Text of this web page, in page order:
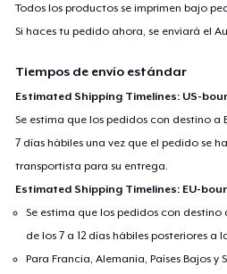
Todos los productos se imprimen bajo
Si haces tu pedido ahora, se enviará el
Tiempos de envío estándar
Estimated Shipping Timelines: US-
Se estima que los pedidos con destino a
7 días hábiles una vez que el pedido se
transportista para su entrega.
Estimated Shipping Timelines: EU-
Se estima que los pedidos con
de los 7 a 12 días hábiles posteriores a
Para Francia, Alemania, Países Bajos y